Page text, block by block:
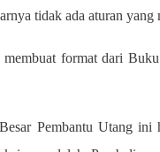
tidak ada aturan
format dari
Pembantu Utang ini